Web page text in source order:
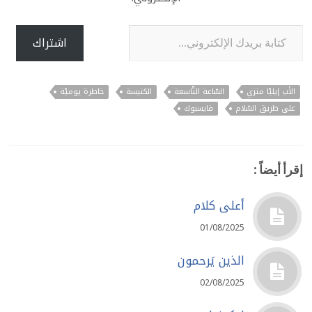
كتابة بريدك الإلكتروني...
اشتراك
الأب إيليّا متري السّاعة التّاسعة الكنيسة
خاطرة يوميّة
على طريق السّلام
فايسبوك
إقرأ أيضاً :
أعلى كلام
01/08/2025
الذين يَرحمون
02/08/2025